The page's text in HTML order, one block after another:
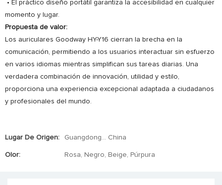
• El práctico diseño portátil garantiza la accesibilidad en cualquier
momento y lugar.
Propuesta de valor:
Los auriculares Goodway HY-Y16 cierran la brecha en la
comunicación, permitiendo a los usuarios interactuar sin esfuerzo
en varios idiomas mientras simplifican sus tareas diarias. Una
verdadera combinación de innovación, utilidad y estilo,
proporciona una experiencia excepcional adaptada a ciudadanos
y profesionales del mundo.
Lugar De Origen: Guangdong... China
Olor: Rosa, Negro, Beige, Púrpura